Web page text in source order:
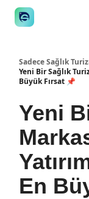
Sadece Sağlık
Yeni Bir Sağlık
Büyük Fırsat 📌
Yeni
En